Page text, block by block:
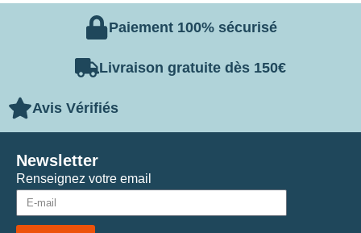
Paiement 100% sécurisé
Livraison gratuite dès 150€
Avis Vérifiés
Renseignez votre email
Newsletter